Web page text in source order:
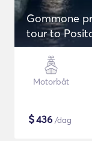
Gommone
tour to
Motorbåt
$436 /dag